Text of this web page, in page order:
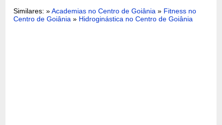
Similares: »Academias no Centro de Goiânia » Fitness no
Centro de Goiânia » Hidroginástica no Centro de Goiânia